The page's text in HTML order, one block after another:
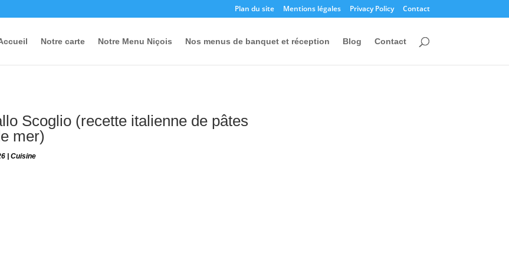
Plan du site Mentions légales Privacy Policy Contact
Notre carte Notre Menu Niçois Nos menus de banquet et réception Blog Contact
Scoglio (recette italienne de pâtes
mer)
|Cuisine